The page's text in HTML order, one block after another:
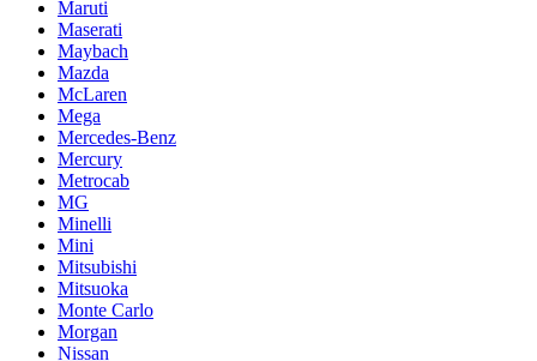
Maruti
Maserati
Maybach
Mazda
McLaren
Mega
Mercedes-Benz
Mercury
Metrocab
MG
Minelli
Mini
Mitsubishi
Mitsuoka
Monte Carlo
Morgan
Nissan